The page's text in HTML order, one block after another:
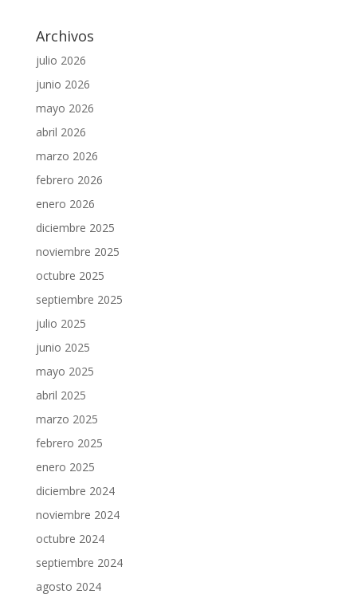
Archivos
julio 2026
junio 2026
mayo 2026
abril 2026
marzo 2026
febrero 2026
enero 2026
diciembre 2025
noviembre 2025
octubre 2025
septiembre 2025
julio 2025
junio 2025
mayo 2025
abril 2025
marzo 2025
febrero 2025
enero 2025
diciembre 2024
noviembre 2024
octubre 2024
septiembre 2024
agosto 2024